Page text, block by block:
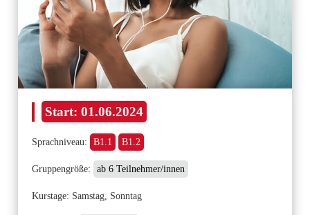
Start: 01.06.2024
Sprachniveau: B1.1 B1.2
Gruppengröße: ab 6 Teilnehmer/innen
Kurstage: Samstag, Sonntag